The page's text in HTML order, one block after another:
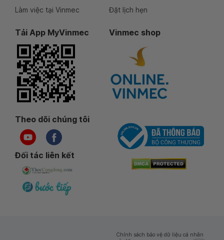
Làm việc tại Vinmec
Đặt lịch hẹn
Tải App MyVinmec Vinmec shop
Theo dõi chúng tôi
Đối tác liên kết
Chính sách bảo vệ dữ liệu cá nhân